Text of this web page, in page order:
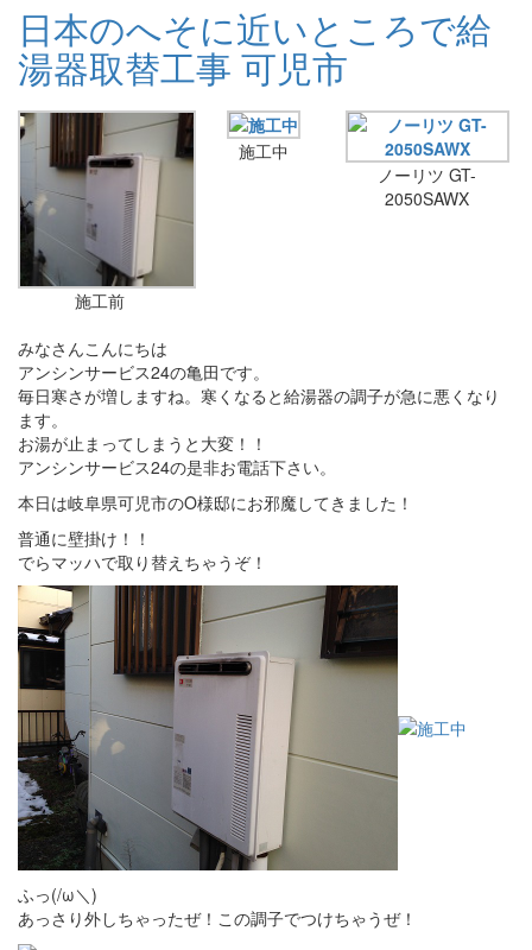
日本のへそに近いところで給
湯器取替工事 可児市
施工前
施工中
ノーリツ GT-
2050SAWX
みなさんこんにちは
アンシンサービス24の亀田です。
毎日寒さが増しますね。寒くなると給湯器の調子が急に悪くなり
ます。
お湯が止まってしまうと大変！！
アンシンサービス24の是非お電話下さい。
本日は岐阜県可児市のO様邸にお邪魔してきました！
普通に壁掛け！！
でらマッハで取り替えちゃうぞ！
ふっ(/ω＼)
あっさり外しちゃったぜ！この調子でつけちゃうぜ！